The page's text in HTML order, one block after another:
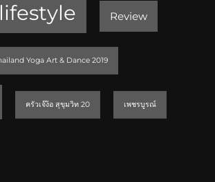
lifestyle Review
Yoga Art & Dance 2019
ครัวเจ๊ง้อ สุขุมวิท 20 เพชรบูรณ์